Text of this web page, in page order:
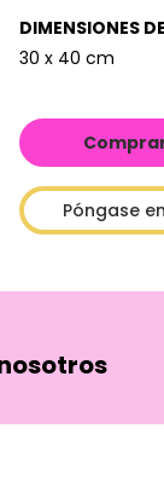
DIMENSIONES
30 x 40 cm
Póngase